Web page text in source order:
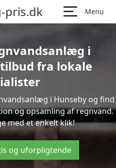
pris.dk Menu
i
fra lokale
i Hunseby og find
og opsamling af regnvand.
med et enkelt klik!
og uforpligtende